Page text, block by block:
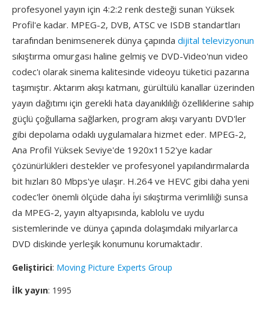
profesyonel yayın için 4:2:2 renk desteği sunan Yüksek
Profil'e kadar. MPEG-2, DVB, ATSC ve ISDB standartları
tarafından benimsenerek dünya çapında dijital televizyonun
sıkıştırma omurgası haline gelmiş ve DVD-Video'nun video
codec'ı olarak sinema kalitesinde videoyu tüketici pazarına
taşımıştır. Aktarım akışı katmanı, gürültülü kanallar üzerinden
yayın dağıtımı için gerekli hata dayanıklılığı özelliklerine sahip
güçlü çoğullama sağlarken, program akışı varyantı DVD'ler
gibi depolama odaklı uygulamalara hizmet eder. MPEG-2,
Ana Profil Yüksek Seviye'de 1920x1152'ye kadar
çözünürlükleri destekler ve profesyonel yapılandırmalarda
bit hızları 80 Mbps'ye ulaşır. H.264 ve HEVC gibi daha yeni
codec'ler önemli ölçüde daha i̇yi sıkıştırma verimliliği sunsa
da MPEG-2, yayın altyapısında, kablolu ve uydu
sistemlerinde ve dünya çapında dolaşımdaki milyarlarca
DVD diskinde yerleşik konumunu korumaktadır.
Geliştirici: Moving Picture Experts Group
İlk yayın: 1995